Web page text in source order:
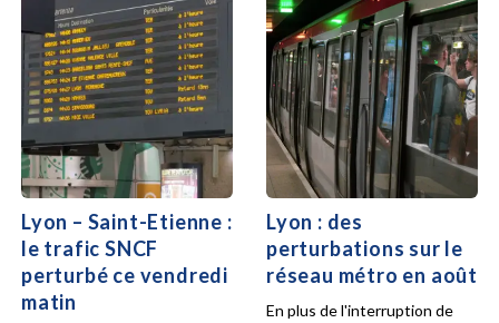
Lyon – Saint-Etienne :
le trafic SNCF
perturbé ce vendredi
matin
Lyon : des
perturbations sur le
réseau métro en août
En plus de l'interruption de